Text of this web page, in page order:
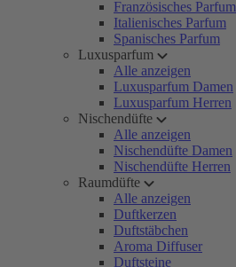
Französisches Parfum
Italienisches Parfum
Spanisches Parfum
Luxusparfum
Alle anzeigen
Luxusparfum Damen
Luxusparfum Herren
Nischendüfte
Alle anzeigen
Nischendüfte Damen
Nischendüfte Herren
Raumdüfte
Alle anzeigen
Duftkerzen
Duftstäbchen
Aroma Diffuser
Duftsteine